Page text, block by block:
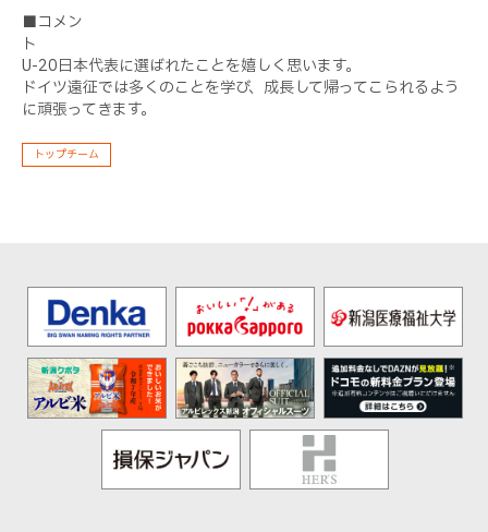
■コメン
U-20日本代表に選ばれたことを嬉しく思います。
ドイツ遠征では多くのことを学び、成長して帰ってこられるよう
に頑張ってきます。
トップチーム